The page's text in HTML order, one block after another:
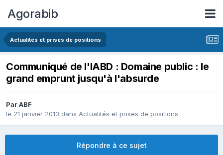
Agorabib
Actualités et prises de positions
Communiqué de l'IABD : Domaine public : le
grand emprunt jusqu'à l'absurde
Par ABF
le 21 janvier 2013 dans Actualités et prises de positions
Répondre à ce sujet